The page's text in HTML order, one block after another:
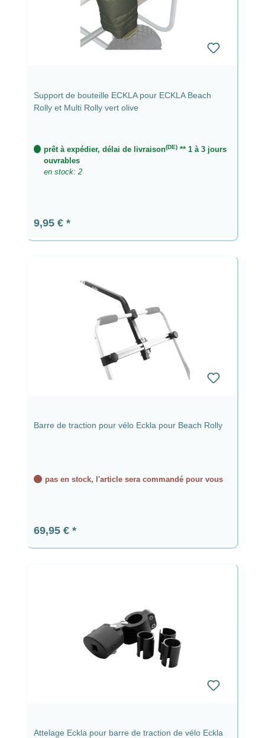
Support de bouteille ECKLA pour ECKLA Beach
Rolly et Multi Rolly vert olive
prêt à expédier, délai de livraison(DE)** 1 à 3 jours
ouvrables
en stock: 2
Prix régulier :
9,95 €
Barre de traction pour vélo Eckla pour Beach Rolly
pas en stock, l'article sera commandé pour vous
Prix régulier :
69,95 €
Attelage Eckla pour barre de traction de vélo Eckla